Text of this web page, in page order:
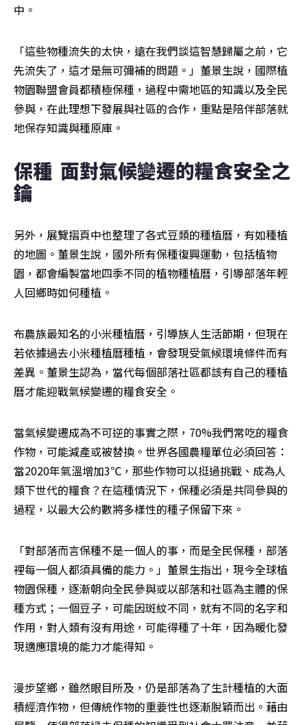
中。
「這些物種流失的太快，遠在我們談這智慧歸屬之前，它
先流失了，這才是無可彌補的問題。」董景生說，國際植
物園聯盟會員都積極保種，過程中需地區的知識以及全民
參與，在此理想下發展與社區的合作，重點是陪伴部落就
地保存知識與種原庫。
保種  面對氣候變遷的糧食安全之
鑰
另外，展覽摺頁中也整理了各式豆類的種植曆，有如種植
的地圖。董景生說，國外所有保種復興運動，包括植物
園，都會編製當地四季不同的植物種植曆，引導部落年輕
人回鄉時如何種植。
布農族最知名的小米種植曆，引導族人生活節期，但現在
若依據過去小米種植曆種植，會發現受氣候環境條件而有
差異。董景生認為，當代每個部落社區都該有自己的種植
曆才能迎戰氣候變遷的糧食安全。
當氣候變遷成為不可逆的事實之際，70%我們常吃的糧食
作物，可能減產或被替換。世界各國農糧單位必須回答：
當2020年氣溫增加3℃，那些作物可以挺過挑戰、成為人
類下世代的糧食？在這種情況下，保種必須是共同參與的
過程，以最大公約數將多樣性的種子保留下來。
「對部落而言保種不是一個人的事，而是全民保種，部落
裡每一個人都須具備的能力。」董景生指出，現今全球植
物園保種，逐漸朝向全民參與或以部落和社區為主體的保
種方式；一個豆子，可能因斑紋不同，就有不同的名字和
作用，對人類有沒有用途，可能得種了十年，因為暖化發
現適應環境的能力才能得知。
漫步望鄉，雖然眼目所及，仍是部落為了生計種植的大面
積經濟作物，但傳統作物的重要性也逐漸脫穎而出。藉由